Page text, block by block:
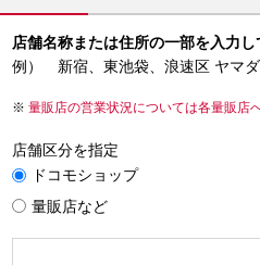
店舗名称または住所の一部を入力し
例） 新宿、東池袋、浪速区 ヤマダ
量販店の営業状況については各量販店
店舗区分を指定
ドコモショップ
量販店など